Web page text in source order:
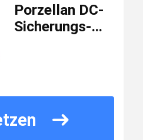
10000-
Porzellan DC-
Sicherungs-